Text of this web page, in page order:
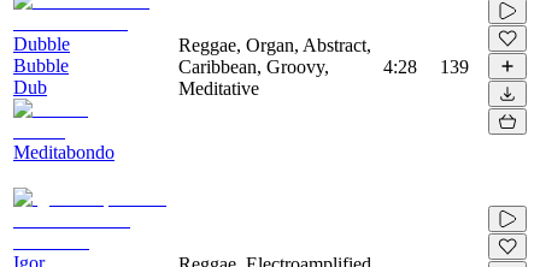
Dubble
Bubble
Dub
Meditabondo
Reggae, Organ, Abstract,
Caribbean, Groovy,
Meditative
4:28 139
Igor